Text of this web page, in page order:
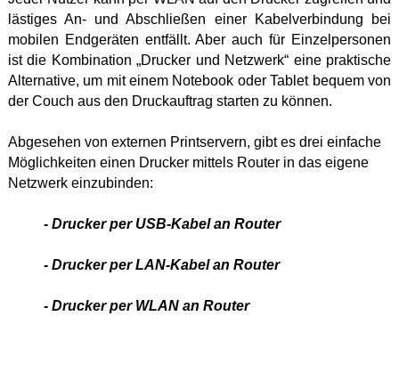
lästiges An- und Abschließen einer Kabelverbindung bei
mobilen Endgeräten entfällt. Aber auch für Einzelpersonen
ist die Kombination „Drucker und Netzwerk“ eine praktische
Alternative, um mit einem Notebook oder Tablet bequem von
der Couch aus den Druckauftrag starten zu können.
Abgesehen von externen Printservern, gibt es drei einfache
Möglichkeiten einen Drucker mittels Router in das eigene
Netzwerk einzubinden:
- Drucker per USB-Kabel an Router
- Drucker per LAN-Kabel an Router
- Drucker per WLAN an Router